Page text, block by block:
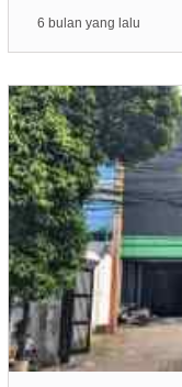
6 bulan yang lalu